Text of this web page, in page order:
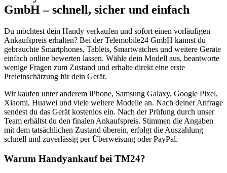
GmbH – schnell, sicher und einfach
Du möchtest dein Handy verkaufen und sofort einen vorläufigen
Ankaufspreis erhalten? Bei der Telemobile24 GmbH kannst du
gebrauchte Smartphones, Tablets, Smartwatches und weitere Geräte
einfach online bewerten lassen. Wähle dein Modell aus, beantworte
wenige Fragen zum Zustand und erhalte direkt eine erste
Preieinschätzung für dein Gerät.
Wir kaufen unter anderem iPhone, Samsung Galaxy, Google Pixel,
Xiaomi, Huawei und viele weitere Modelle an. Nach deiner Anfrage
sendest du das Gerät kostenlos ein. Nach der Prüfung durch unser
Team erhältst du den finalen Ankaufspreis. Stimmen die Angaben
mit dem tatsächlichen Zustand überein, erfolgt die Auszahlung
schnell und zuverlässig per Überweisung oder PayPal.
Warum Handyankauf bei TM24?